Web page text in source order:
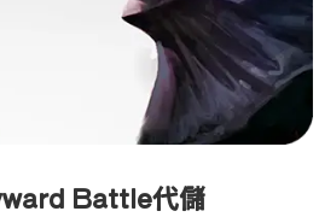
Battle代儲